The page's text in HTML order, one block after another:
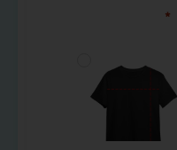
*